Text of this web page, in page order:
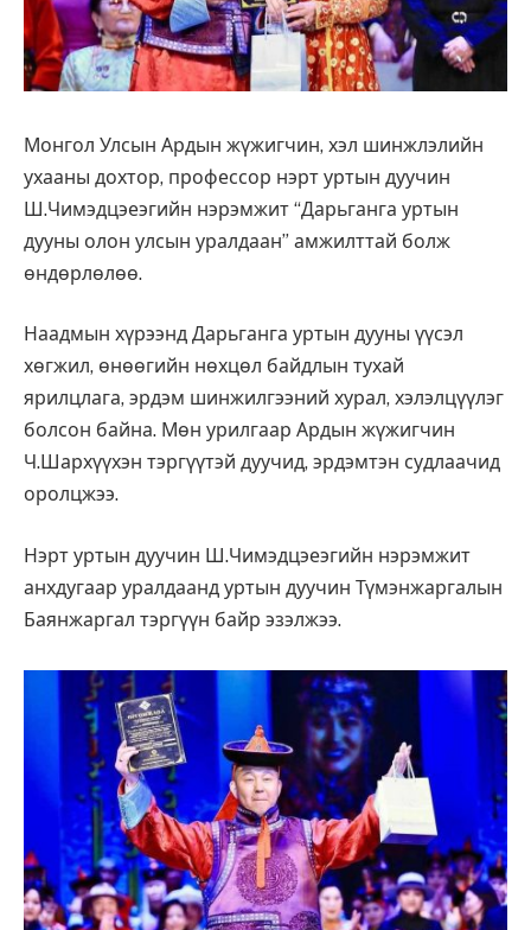
Монгол Улсын Ардын жүжигчин, хэл шинжлэлийн
ухааны дохтор, профессор нэрт уртын дуучин
Ш.Чимэдцэеэгийн нэрэмжит “Дарьганга уртын
дууны олон улсын уралдаан” амжилттай болж
өндөрлөлөө.
Наадмын хүрээнд Дарьганга уртын дууны үүсэл
хөгжил, өнөөгийн нөхцөл байдлын тухай
ярилцлага, эрдэм шинжилгээний хурал, хэлэлцүүлэг
болсон байна. Мөн урилгаар Ардын жүжигчин
Ч.Шархүүхэн тэргүүтэй дуучид, эрдэмтэн судлаачид
оролцжээ.
Нэрт уртын дуучин Ш.Чимэдцэеэгийн нэрэмжит
анхдугаар уралдаанд уртын дуучин Түмэнжаргалын
Баянжаргал тэргүүн байр эзэлжээ.